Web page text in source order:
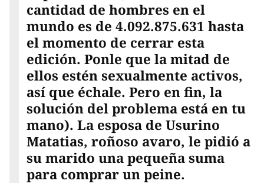
cantidad de hombres en el
mundo es de 4.092.875.631 hasta
el momento de cerrar esta
edición. Ponle que la mitad de
ellos estén sexualmente activos,
así que échale. Pero en fin, la
solución del problema está en tu
mano). La esposa de Usurino
Matatias, roñoso avaro, le pidió a
su marido una pequeña suma
para comprar un peine.